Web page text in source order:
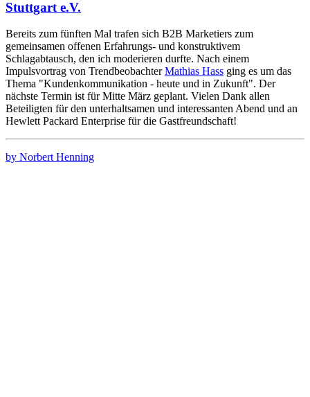
Stuttgart e.V.
Bereits zum fünften Mal trafen sich B2B Marketiers zum
gemeinsamen offenen Erfahrungs- und konstruktivem
Schlagabtausch, den ich moderieren durfte. Nach einem
Impulsvortrag von TrendbeobachterMathias Hass ging es um das
Thema "Kundenkommunikation - heute und in Zukunft". Der
nächste Termin ist für Mitte März geplant. Vielen Dank allen
Beteiligten für den unterhaltsamen und interessanten Abend und an
Hewlett Packard Enterprise für die Gastfreundschaft!
by Norbert Henning